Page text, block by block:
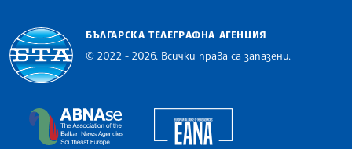
БЪЛГАРСКА ТЕЛЕГРАФНА АГЕНЦИЯ
© 2022 - 2026, Всички права са запазени.
The Assocoation of the Balkan News Agencies